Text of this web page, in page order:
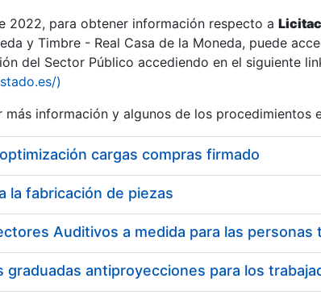
2022, para obtener información respecto a
y Timbre - Real Casa de la Moneda, puede
del Sector Público accediendo en el siguiente
)
más información y algunos de los procedimientos
cargas compras firmado
la fabricación de piezas